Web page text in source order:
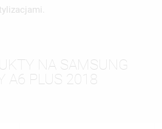
NA SAMSUNG
A6 PLUS 2018